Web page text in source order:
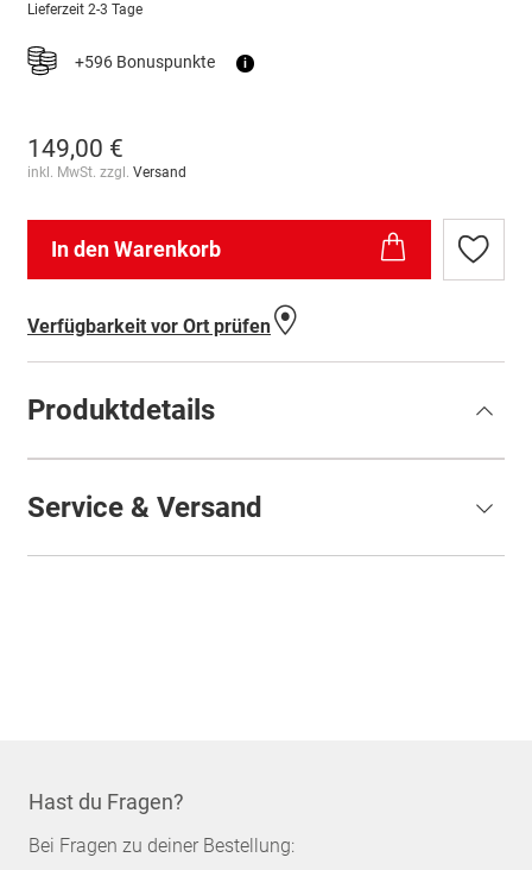
Lieferzeit 2-3 Tage
+596 Bonuspunkte i
149,00 €
inkl. MwSt. zzgl. Versand
In den Warenkorb
Zur
Verfügbarkeit vor Ort prüfen
Produktdetails
Service & Versand
Hast du Fragen?
Bei Fragen zu deiner Bestellung: